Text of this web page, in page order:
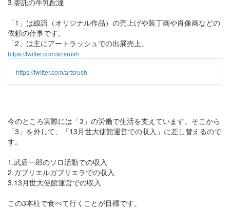
3.委託の牛乳配達
「1」は線譜（オリジナル作品）の売上げや装丁画や肖像画などの
依頼の仕事です。
「2」は主にアートラッシュでの出展売上。
https://twitter.com/artsrush
https://twitter.com/artsrush
今のところ実際には「3」の労働で生活を支えています。そこから
「3」を外して、「13月世大使館運営での収入」に差し替えるので
す。
1.武盾一郎のソロ活動での収入
2.ガブリエルガブリエラでの収入
3.13月世大使館運営での収入
この3本柱で食べて行くことが目標です。